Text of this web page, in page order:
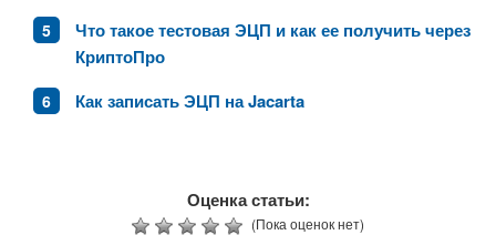
Что такое тестовая ЭЦП и как ее получить через
КриптоПро
Как записать ЭЦП на Jacarta
Оценка статьи:
(Пока оценок нет)